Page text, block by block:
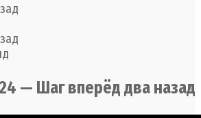
— Шаг вперёд два назад